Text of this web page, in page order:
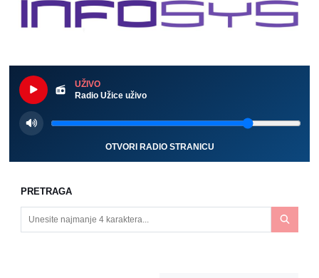
UŽIVO
Radio Užice uživo
OTVORI RADIO STRANICU
PRETRAGA